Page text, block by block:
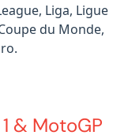
Liga, Ligue
du Monde,
& MotoGP